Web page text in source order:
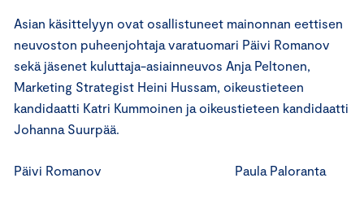
Asian käsittelyyn ovat osallistuneet mainonnan eettisen
neuvoston puheenjohtaja varatuomari Päivi Romanov
sekä jäsenet kuluttaja-asiainneuvos Anja Peltonen,
Marketing Strategist Heini Hussam, oikeustieteen
kandidaatti Katri Kummoinen ja oikeustieteen kandidaatti
Johanna Suurpää.
Päivi Romanov Paula Paloranta